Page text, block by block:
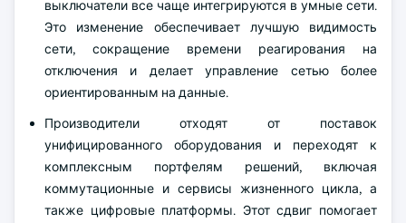
выключатели все чаще интегрируются в умные сети.
Это изменение обеспечивает лучшую видимость
сети, сокращение времени реагирования на
отключения и делает управление сетью более
ориентированным на данные.
Производители отходят от поставок
унифицированного оборудования и переходят к
комплексным портфелям решений, включая
коммутационные и сервисы жизненного цикла, а
также цифровые платформы. Этот сдвиг помогает